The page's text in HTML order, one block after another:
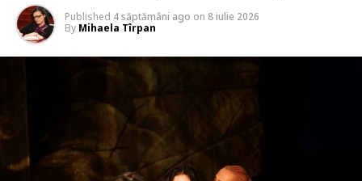
Published 4 săptămâni ago on 8 iulie 2026
By Mihaela Tîrpan